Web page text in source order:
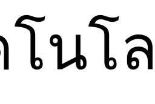
โนโ